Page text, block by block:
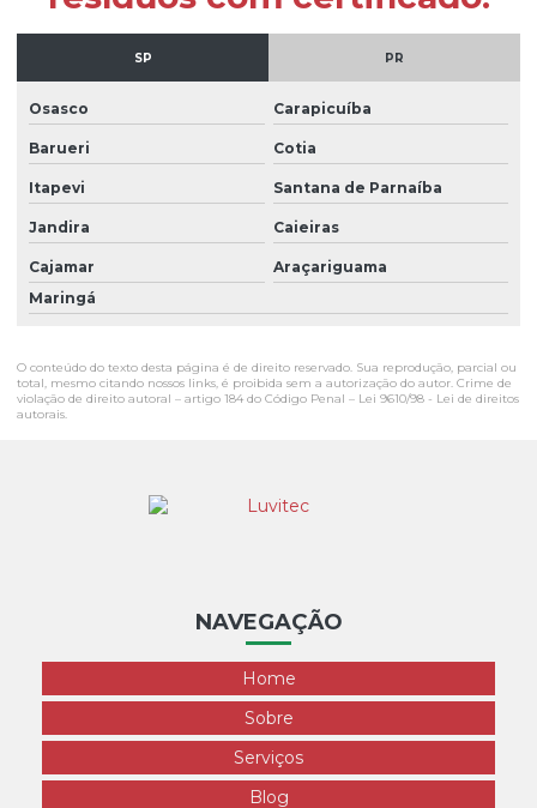
SP PR
Osasco Carapicuíba
Barueri Cotia
Itapevi Santana de Parnaíba
Jandira Caieiras
Cajamar
Araçariguama
Maringá
O conteúdo do texto desta página é de direito reservado. Sua reprodução, parcial ou
total, mesmo citando nossos links, é proibida sem a autorização do autor. Crime de
violação de direito autoral – artigo 184 do Código Penal – Lei 9610/98 - Lei de direitos
autorais.
NAVEGAÇÃO
Home
Sobre
Serviços
Blog